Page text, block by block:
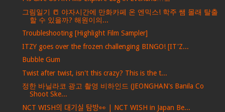
그림일기 📒 야자시간에 만화카페 온 엔믹스! 학주 쌤 몰래 탈출
할 수 있을까? 해원이의...
Troubleshooting [Highlight Film Sampler]
ITZY goes over the frozen challenging BINGO! [IT'Z...
Bubble Gum
Twist after twist, isn't this crazy? This is the t...
정한 바닐라코 광고 촬영 비하인드 (JEONGHAN's Banila Co
Shoot Ske...
NCT WISH의 대기실 탐방👀 | NCT WISH in Japan Be...